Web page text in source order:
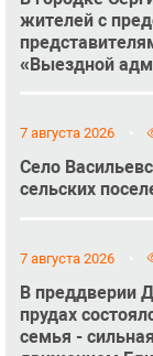
жителей с
«Выездной
7 августа 2026
Село
сельских
7 августа 2026
В преддверии
прудах
семья -